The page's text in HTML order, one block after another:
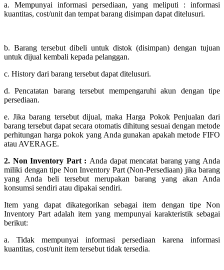
a. Mempunyai informasi persediaan, yang meliputi : informasi
kuantitas, cost/unit dan tempat barang disimpan dapat ditelusuri.
b. Barang tersebut dibeli untuk distok (disimpan) dengan tujuan
untuk dijual kembali kepada pelanggan.
c. History dari barang tersebut dapat ditelusuri.
d. Pencatatan barang tersebut mempengaruhi akun dengan tipe
persediaan.
e. Jika barang tersebut dijual, maka Harga Pokok Penjualan dari
barang tersebut dapat secara otomatis dihitung sesuai dengan metode
perhitungan harga pokok yang Anda gunakan apakah metode FIFO
atau AVERAGE.
2. Non Inventory Part : Anda dapat mencatat barang yang Anda
miliki dengan tipe Non Inventory Part (Non-Persediaan) jika barang
yang Anda beli tersebut merupakan barang yang akan Anda
konsumsi sendiri atau dipakai sendiri.
Item yang dapat dikategorikan sebagai item dengan tipe Non
Inventory Part adalah item yang mempunyai karakteristik sebagai
berikut:
a. Tidak mempunyai informasi persediaan karena informasi
kuantitas, cost/unit item tersebut tidak tersedia.